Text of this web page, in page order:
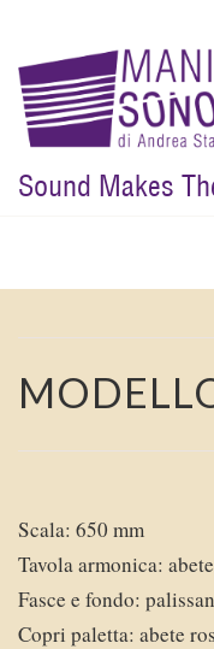
Sound Makes
Scala: 650 mm
Tavola armonica:
Fasce e fondo:
Copri paletta: abete